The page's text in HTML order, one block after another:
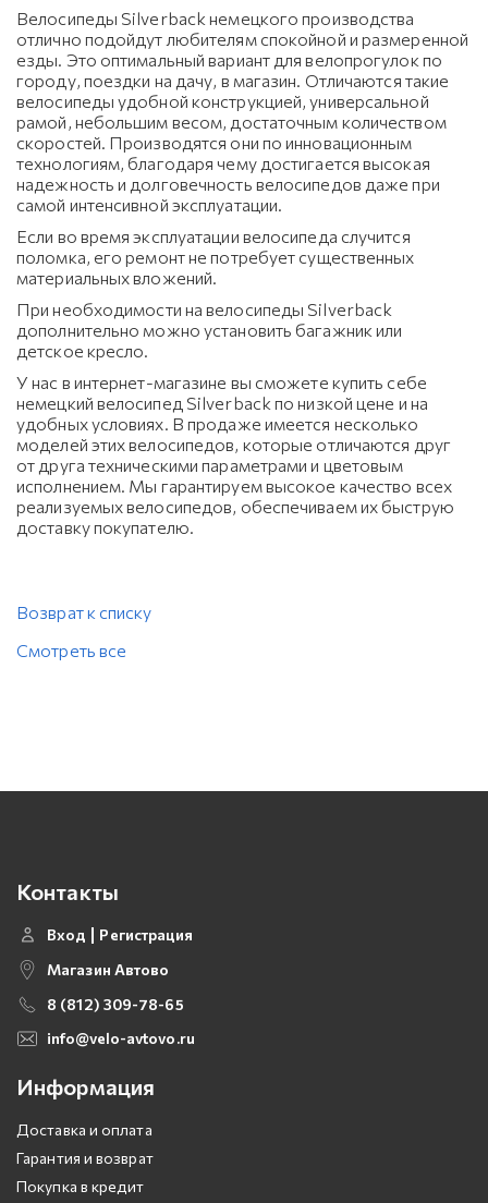
Велосипеды Silverback немецкого производства
отлично подойдут любителям спокойной и размеренной
езды. Это оптимальный вариант для велопрогулок по
городу, поездки на дачу, в магазин. Отличаются такие
велосипеды удобной конструкцией, универсальной
рамой, небольшим весом, достаточным количеством
скоростей. Производятся они по инновационным
технологиям, благодаря чему достигается высокая
надежность и долговечность велосипедов даже при
самой интенсивной эксплуатации.
Если во время эксплуатации велосипеда случится
поломка, его ремонт не потребует существенных
материальных вложений.
При необходимости на велосипеды Silverback
дополнительно можно установить багажник или
детское кресло.
У нас в интернет-магазине вы сможете купить себе
немецкий велосипед Silverback по низкой цене и на
удобных условиях. В продаже имеется несколько
моделей этих велосипедов, которые отличаются друг
от друга техническими параметрами и цветовым
исполнением. Мы гарантируем высокое качество всех
реализуемых велосипедов, обеспечиваем их быструю
доставку покупателю.
Возврат к списку
Смотреть все
Контакты
Вход
Регистрация
Магазин Автово
8 (812) 309-78-65
info@velo-avtovo.ru
Информация
Доставка и оплата
Гарантия и возврат
Покупка в кредит